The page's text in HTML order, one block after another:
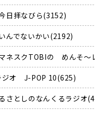
日拝なびら(3152)
んでないかい(2192)
ネスクTOBIの めんそ～
ジオ J-POP 10(625)
さとしのなんくるラジオ